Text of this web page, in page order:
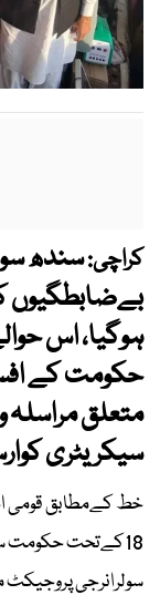
کراچی:سندھ
بےضابطگیوں
ہوگیا، اس
حکومت کے
متعلق
سیکریٹری
18کےتحت حکومت
سولرانرجی